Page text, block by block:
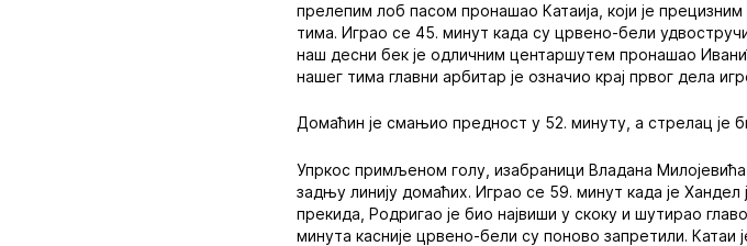
прелепим лоб пасом пронашао Катаија, који је
тима. Играо се 45. минут када су црвено-бели
наш десни бек је одличним центаршутем пронашао
нашег тима главни арбитар је означио крај првог дела
Домаћин је смањио предност у 52. минуту, а стрелац је
Упркос примљеном голу, изабраници Владана
задњу линију домаћих. Играо се 59. минут када је
прекида, Родригао је био највиши у скоку и шутирао
минута касније црвено-бели су поново запретили. Катаи